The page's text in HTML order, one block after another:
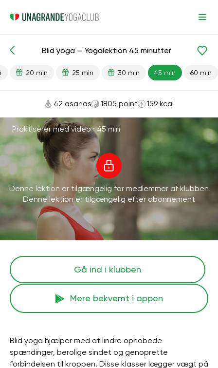
Færdiglavede lektioner Begyndelse Fleksibilitet
Blid yoga — Yogalektion 45 minutter
20 min 25 min 30 min 45 min 60 min
42 asanas 1805 point 159 kcal
Praktiserer med video ·45 min
Denne lektion er tilgængelig for medlemmer af klubben
Denne lektion er tilgængelig efter abonnement
Gå ind i klubben
Mere bekvemt i appen
Blid yoga hjælper med at lindre ophobede
spændinger, berolige sindet og genoprette
forbindelsen til kroppen. Disse klasser lægger vægt på